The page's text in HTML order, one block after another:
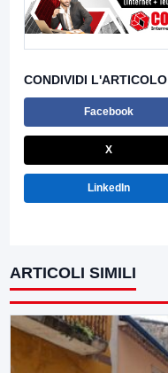
CONDIVIDI L'ARTICOLO
Facebook
X
LinkedIn
ARTICOLI SIMILI